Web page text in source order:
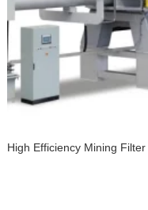
High Efficiency Mining